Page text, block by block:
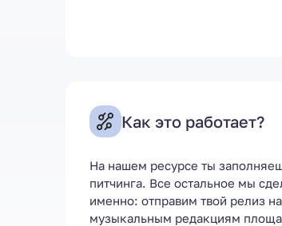
Как это работает?
На нашем ресурсе ты
питчинга. Все остальное мы
именно: отправим твой релиз
музыкальным редакциям